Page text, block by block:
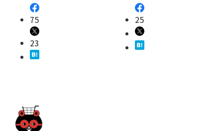
75
23
25